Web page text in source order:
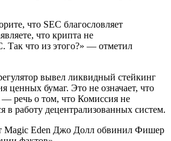
что SEC благословляет
что крипта не
Так что из этого?» — отметил
вывел ликвидный стейкинг
ценных бумаг. Это не означает, что
— речь о том, что Комиссия не
в работу децентрализованных систем.
Magic Eden Джо Долл обвинил Фишер